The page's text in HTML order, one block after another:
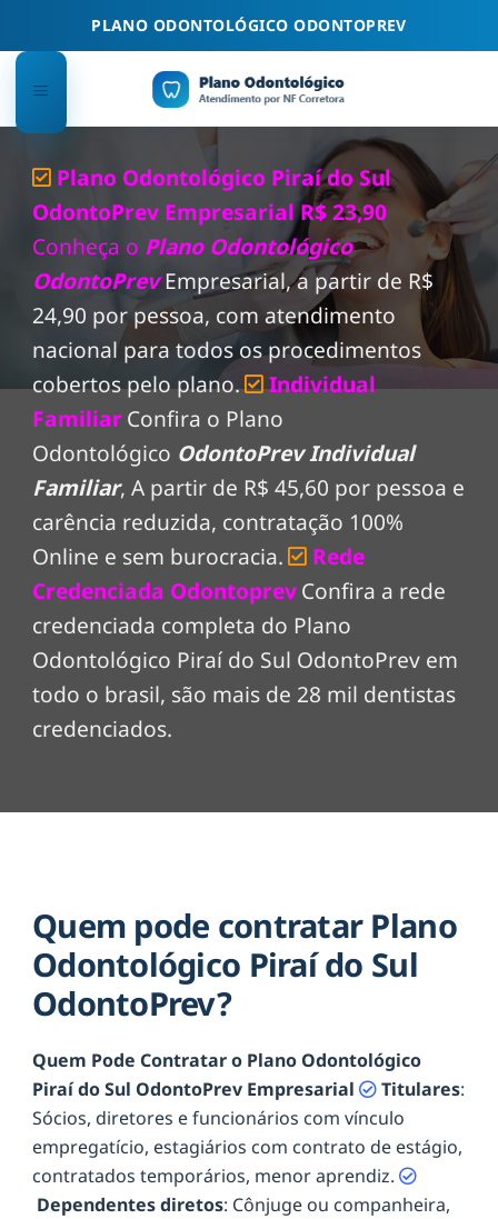
PLANO ODONTOLÓGICO ODONTOPREV
Plano Odontológico Piraí do Sul
OdontoPrev Empresarial R$ 23,90
Conheça o Plano Odontológico
OdontoPrev Empresarial, a partir de R$
24,90 por pessoa, com atendimento
nacional para todos os procedimentos
cobertos pelo plano.
Individual
FamiliarConfira o Plano
Odontológico OdontoPrev Individual
Familiar, A partir de R$ 45,60 por pessoa e
carência reduzida, contratação 100%
Online e sem burocracia.
Rede
Credenciada OdontoprevConfira a rede
credenciada completa do Plano
Odontológico Piraí do Sul OdontoPrev em
todo o brasil, são mais de 28 mil dentistas
credenciados.
Quem pode contratar Plano
Odontológico Piraí do Sul
OdontoPrev?
Quem Pode Contratar o Plano Odontológico
Piraí do Sul OdontoPrev Empresarial
Titulares:
Sócios, diretores e funcionários com vínculo
empregatício, estagiários com contrato de estágio,
contratados temporários, menor aprendiz.
Dependentes diretos: Cônjuge ou companheira,